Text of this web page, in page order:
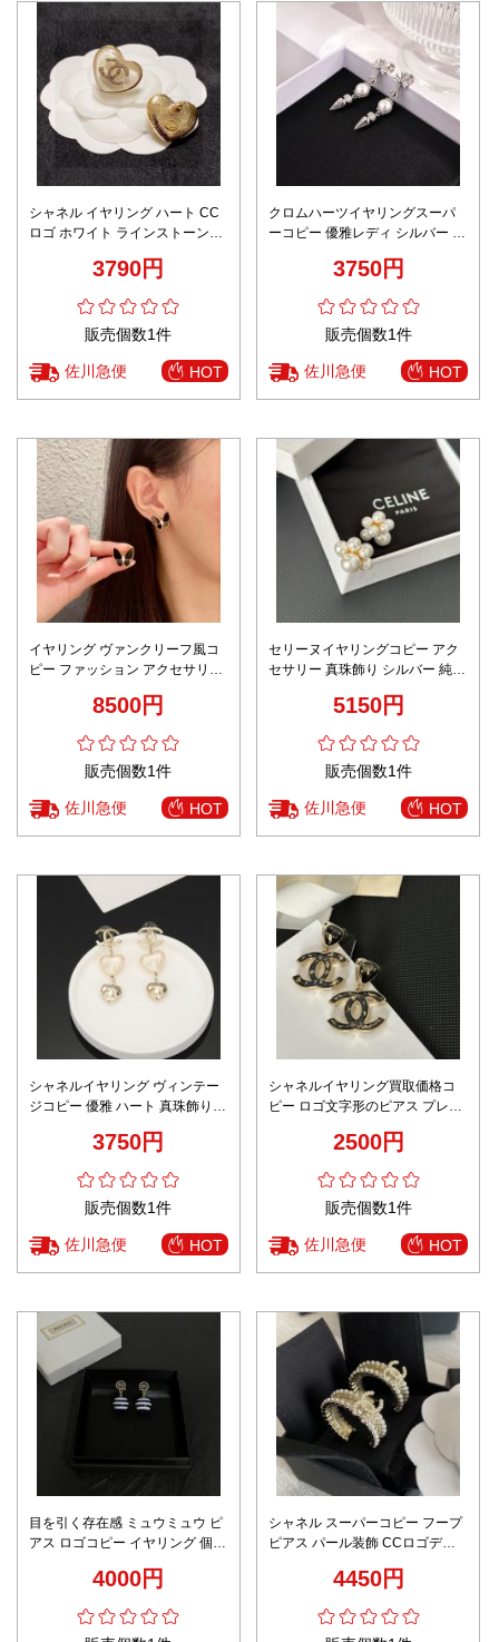
シャネル イヤリング ハート CC
ロゴ ホワイト ラインストーン
3790円
販売個数1件
佐川急便 HOT
クロムハーツイヤリングスーパ
ーコピー 優雅レディ シルバー 真
3750円
販売個数1件
佐川急便 HOT
イヤリング ヴァンクリーフ風コ
ピー ファッション アクセサリー
8500円
販売個数1件
佐川急便 HOT
セリーヌイヤリングコピー アク
セサリー 真珠飾り シルバー 純銀
5150円
販売個数1件
佐川急便 HOT
シャネルイヤリング ヴィンテー
ジコピー 優雅 ハート 真珠飾り
3750円
販売個数1件
佐川急便 HOT
シャネルイヤリング買取価格コ
ピー ロゴ文字形のピアス プレゼ
2500円
販売個数1件
佐川急便 HOT
目を引く存在感 ミュウミュウ ピ
アス ロゴコピー イヤリング 個性
るい ブルー4000円
シャネル スーパーコピー フープ
ピアス パール装飾 CCロゴデザ
ピーター多数4450円